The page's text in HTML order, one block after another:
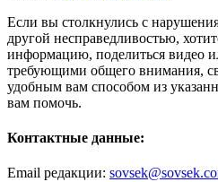
Если вы столкнулись с
другой несправедливостью,
информацию, поделиться видео
требующими общего внимания,
удобным вам способом из
вам помочь.
Контактные данные:
Email редакции: